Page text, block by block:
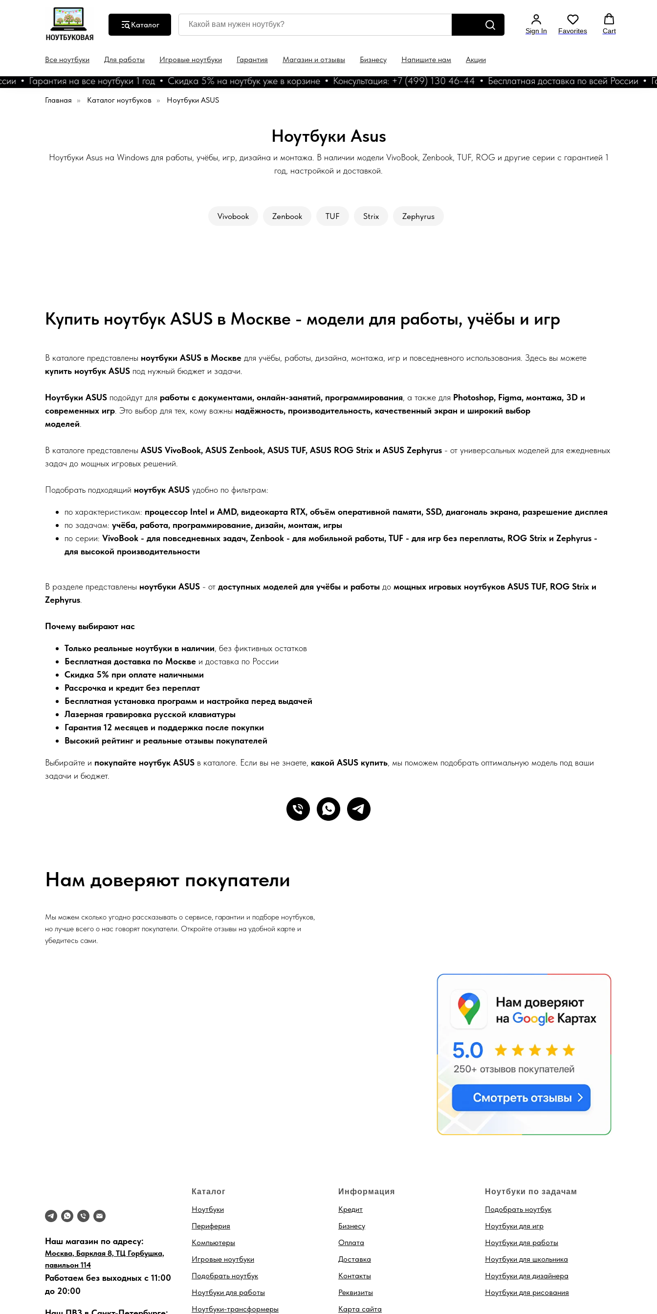
Каталог
Sign In Favorites Cart
Все ноутбуки Для работы Игровые ноутбуки Гарантия Магазин и отзывы Бизнесу Напишите нам Акции
Гарантия на все ноутбуки 1 год Скидка 5% на ноутбук уже в корзине Консультация: +7 (499) 130 46-44 Бесплатная доставка по всей России
Главная » Каталог ноутбуков » Ноутбуки ASUS
Ноутбуки Asus
Ноутбуки Asus на Windows для работы, учёбы, игр, дизайна и монтажа. В наличии модели VivoBook, Zenbook, TUF, ROG и другие серии с гарантией 1
год, настройкой и доставкой.
Vivobook Zenbook TUF Strix Zephyrus
Купить ноутбук ASUS в Москве - модели для работы, учёбы и игр
В каталоге представлены ноутбуки ASUS в Москве для учёбы, работы, дизайна, монтажа, игр и повседневного использования. Здесь вы можете
купить ноутбук ASUS под нужный бюджет и задачи.
Ноутбуки ASUS подойдут для работы с документами, онлайн-занятий, программирования, а также для Photoshop, Figma, монтажа, 3D и
современных игр . Это выбор для тех, кому важны надёжность, производительность, качественный экран и широкий выбор
моделей
В каталоге представлены ASUS VivoBook, ASUS Zenbook, ASUS TUF, ASUS ROG Strix и ASUS Zephyrus - от универсальных моделей для ежедневных
задач до мощных игровых решений.
Подобрать подходящий ноутбук ASUS удобно по фильтрам:
по характеристикам: процессор Intel и AMD, видеокарта RTX, объём оперативной памяти, SSD, диагональ экрана, разрешение дисплея
по задачам: учёба, работа, программирование, дизайн, монтаж, игры
по серии: VivoBook - для повседневных задач, Zenbook - для мобильной работы, TUF - для игр без переплаты, ROG Strix и Zephyrus -
для высокой производительности
В разделе представлены ноутбуки ASUS - от доступных моделей для учёбы и работы до мощных игровых ноутбуков ASUS TUF, ROG Strix и
Zephyrus
Почему выбирают нас
Только реальные ноутбуки в наличии, без фиктивных остатков
Бесплатная доставка по Москве и доставка по России
Скидка 5% при оплате наличными
Рассрочка и кредит без переплат
Бесплатная установка программ и настройка перед выдачей
Лазерная гравировка русской клавиатуры
Гарантия 12 месяцев и поддержка после покупки
Высокий рейтинг и реальные отзывы покупателей
Выбирайте и покупайте ноутбук ASUS в каталоге. Если вы не знаете, какой ASUS купить, мы поможем подобрать оптимальную модель под ваши
задачи и бюджет.
Нам доверяют покупатели
Мы можем сколько угодно рассказывать о сервисе, гарантии и подборе ноутбуков,
но лучше всего о нас говорят покупатели. Откройте отзывы на удобной карте и
убедитесь сами.
Наш магазин по адресу:
Москва, Барклая 8, ТЦ Горбушка,
павильон 114
Работаем без выходных с 11:00
до 20:00
Каталог
Ноутбуки
Периферия
Компьютеры
Игровые ноутбуки
Подобрать ноутбук
Ноутбуки для работы
Ноутбуки-трансформеры
Информация
Кредит
Бизнесу
Оплата
Доставка
Контакты
Реквизиты
Карта сайта
Ноутбуки по задачам
Подобрать ноутбук
Ноутбуки для игр
Ноутбуки для работы
Ноутбуки для школьника
Ноутбуки для дизайнера
Ноутбуки для рисования